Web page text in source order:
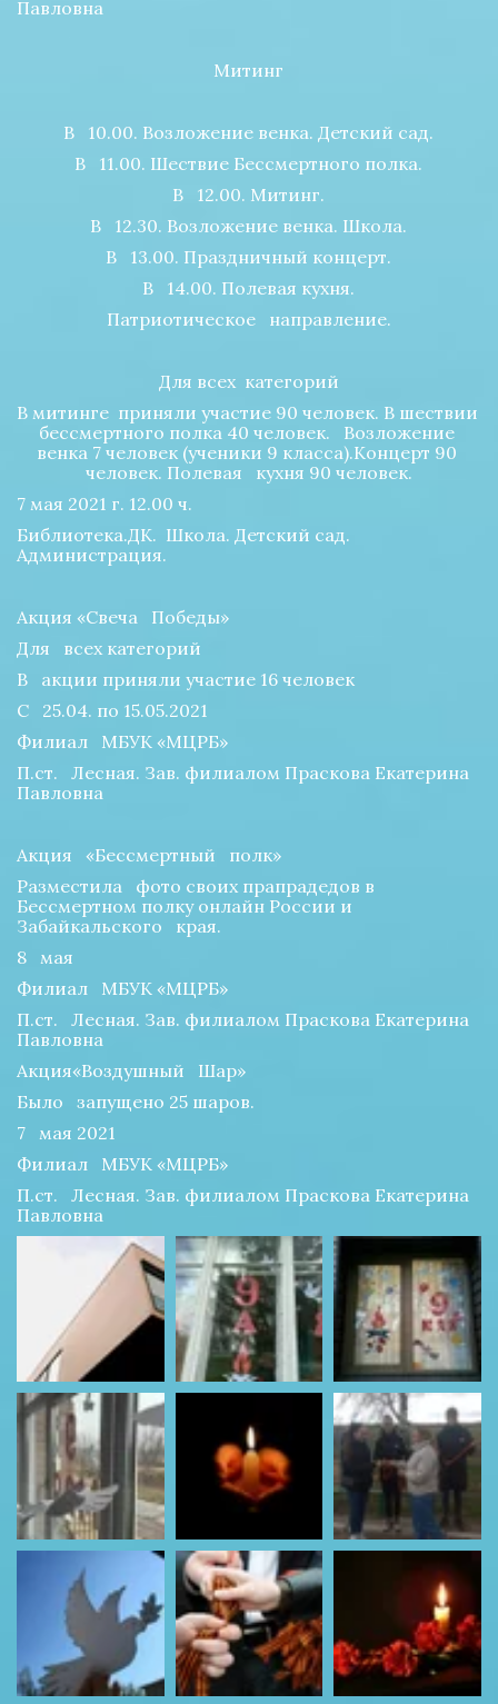
Павловна
Митинг
В   10.00. Возложение венка. Детский сад.
В   11.00. Шествие Бессмертного полка.
В   12.00. Митинг.
В   12.30. Возложение венка. Школа.
В   13.00. Праздничный концерт.
В   14.00. Полевая кухня.
Патриотическое   направление.
Для всех  категорий
В митинге  приняли участие 90 человек. В шествии
бессмертного полка 40 человек.   Возложение
венка 7 человек (ученики 9 класса).Концерт 90
человек. Полевая   кухня 90 человек.
7 мая 2021 г. 12.00 ч.
Библиотека.ДК.  Школа. Детский сад.
Администрация.
Акция «Свеча   Победы»
Для   всех категорий
В   акции приняли участие 16 человек
С   25.04. по 15.05.2021
Филиал   МБУК «МЦРБ»
П.ст.   Лесная. Зав. филиалом Праскова Екатерина
Павловна
Акция   «Бессмертный   полк»
Разместила   фото своих прапрадедов в
Бессмертном полку онлайн России и
Забайкальского   края.
8   мая
Филиал   МБУК «МЦРБ»
П.ст.   Лесная. Зав. филиалом Праскова Екатерина
Павловна
Акция«Воздушный   Шар»
Было   запущено 25 шаров.
7   мая 2021
Филиал   МБУК «МЦРБ»
П.ст.   Лесная. Зав. филиалом Праскова Екатерина
Павловна